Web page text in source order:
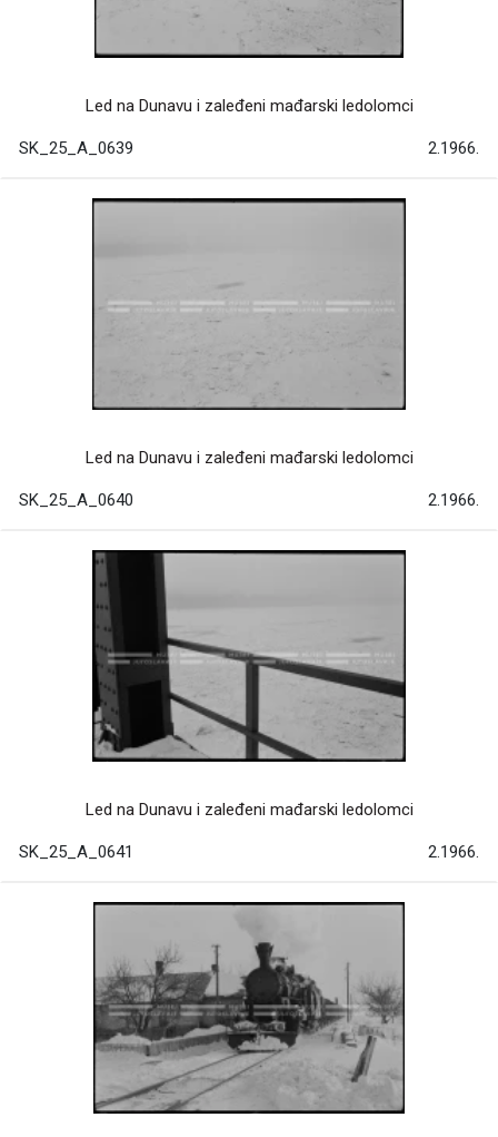
Led na Dunavu i zaleđeni mađarski ledolomci
SK_25_A_0639 2.1966.
Led na Dunavu i zaleđeni mađarski ledolomci
SK_25_A_0640 2.1966.
Led na Dunavu i zaleđeni mađarski ledolomci
SK_25_A_0641 2.1966.